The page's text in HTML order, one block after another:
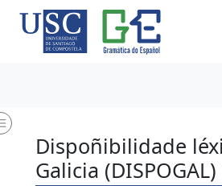
Dispoñibilidade
Galicia